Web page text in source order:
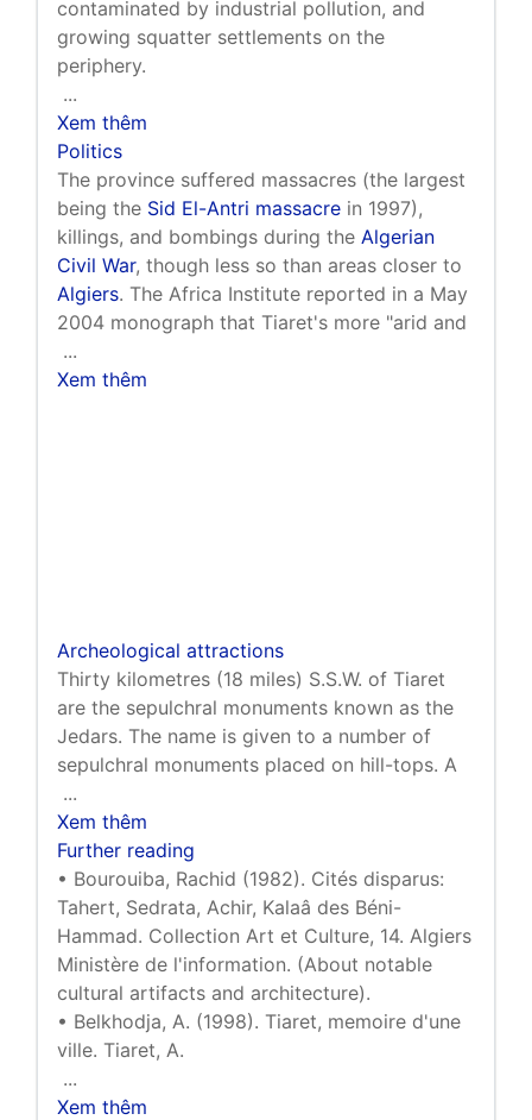
contaminated by industrial pollution, and
growing squatter settlements on the
periphery.
...
Xem thêm
Politics
The province suffered massacres (the largest
being the Sid El-Antri massacre in 1997),
killings, and bombings during the Algerian
Civil War, though less so than areas closer to
Algiers. The Africa Institute reported in a May
2004 monograph that Tiaret's more "arid and
...
Xem thêm
Archeological attractions
Thirty kilometres (18 miles) S.S.W. of Tiaret
are the sepulchral monuments known as the
Jedars. The name is given to a number of
sepulchral monuments placed on hill-tops. A
...
Xem thêm
Further reading
• Bourouiba, Rachid (1982). Cités disparus:
Tahert, Sedrata, Achir, Kalaâ des Béni-
Hammad. Collection Art et Culture, 14. Algiers
Ministère de l'information. (About notable
cultural artifacts and architecture).
• Belkhodja, A. (1998). Tiaret, memoire d'une
ville. Tiaret, A.
...
Xem thêm